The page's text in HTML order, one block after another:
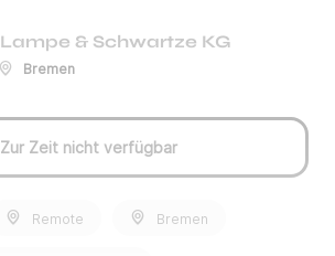
Lampe & Schwartze KG
Bremen
Zur Zeit nicht verfügbar
Remote Bremen